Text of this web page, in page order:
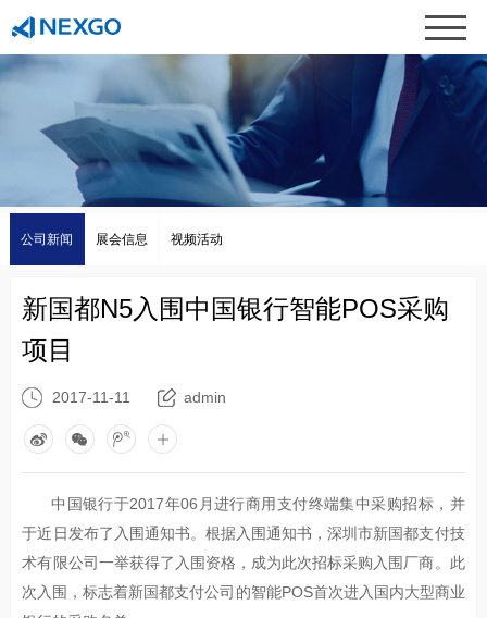
公司新闻 展会信息 视频活动
新国都N5入围中国银行智能POS采购
项目
2017-11-11 admin
中国银行于2017年06月进行商用支付终端集中采购招标，并
于近日发布了入围通知书。根据入围通知书，深圳市新国都支付技
术有限公司一举获得了入围资格，成为此次招标采购入围厂商。此
次入围，标志着新国都支付公司的智能POS首次进入国内大型商业